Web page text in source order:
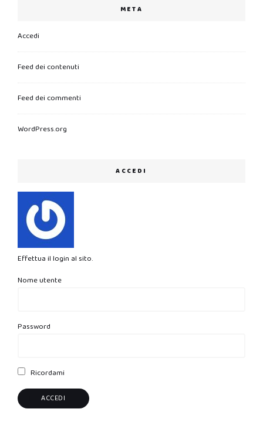
META
Accedi
Feed dei contenuti
Feed dei commenti
WordPress.org
ACCEDI
Effettua il login al sito.
Nome utente
Password
Ricordami